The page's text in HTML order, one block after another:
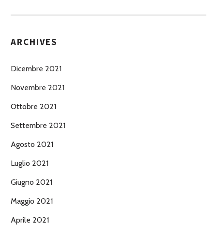
ARCHIVES
Dicembre 2021
Novembre 2021
Ottobre 2021
Settembre 2021
Agosto 2021
Luglio 2021
Giugno 2021
Maggio 2021
Aprile 2021